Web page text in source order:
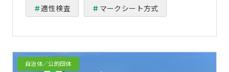
適性検査 マークシート方式
自治体／公的団体